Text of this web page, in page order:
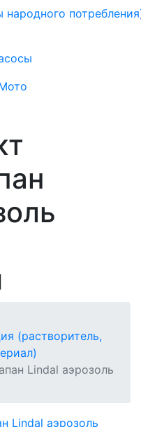
(растворитель,
Lindal аэрозоль